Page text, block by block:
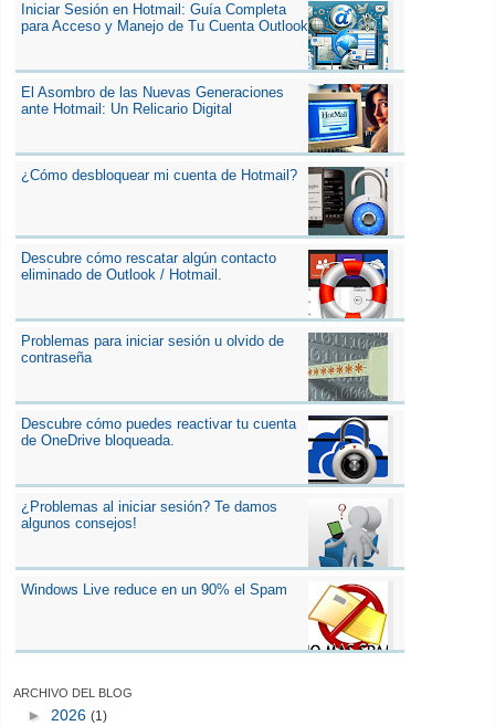
Iniciar Sesión en Hotmail: Guía Completa
para Acceso y Manejo de Tu Cuenta Outlook
El Asombro de las Nuevas Generaciones
ante Hotmail: Un Relicario Digital
¿Cómo desbloquear mi cuenta de Hotmail?
Descubre cómo rescatar algún contacto
eliminado de Outlook / Hotmail.
Problemas para iniciar sesión u olvido de
contraseña
Descubre cómo puedes reactivar tu cuenta
de OneDrive bloqueada.
¿Problemas al iniciar sesión? Te damos
algunos consejos!
Windows Live reduce en un 90% el Spam
ARCHIVO DEL BLOG
► 2026 (1)